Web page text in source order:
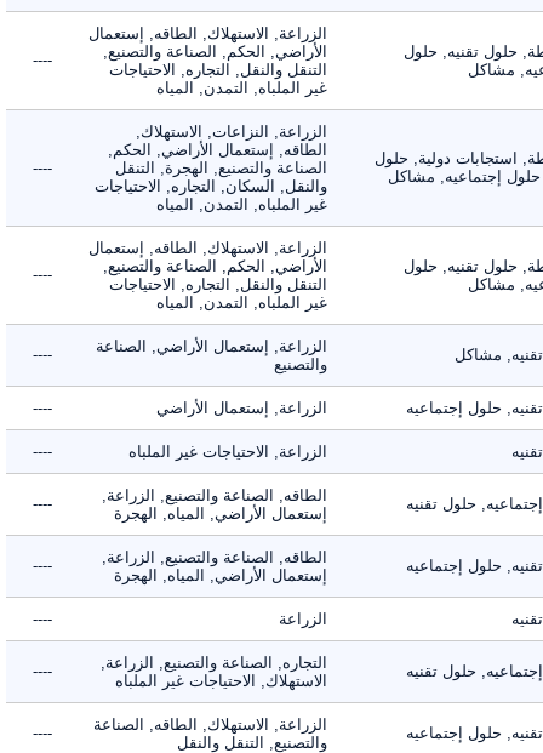
حلول تقنيه, حلول
مشاكل
الزراعة, الاستهلاك, الطاقه, إستعمال
الأراضي, الحكم, الصناعة والتصنيع,
التنقل والنقل, التجاره, الاحتياجات
غير الملباه, التمدن, المياه
----
استجابات دولية, حلول
إجتماعيه, مشاكل
الزراعة, النزاعات, الاستهلاك,
الطاقه, إستعمال الأراضي, الحكم,
الصناعة والتصنيع, الهجرة, التنقل
والنقل, السكان, التجاره, الاحتياجات
غير الملباه, التمدن, المياه
----
حلول تقنيه, حلول
مشاكل
الزراعة, الاستهلاك, الطاقه, إستعمال
الأراضي, الحكم, الصناعة والتصنيع,
التنقل والنقل, التجاره, الاحتياجات
غير الملباه, التمدن, المياه
----
مشاكل
الزراعة, إستعمال الأراضي, الصناعة
والتصنيع
----
حلول إجتماعيه الزراعة, إستعمال الأراضي ----
الزراعة, الاحتياجات غير الملباه ----
حلول تقنيه
الطاقه, الصناعة والتصنيع, الزراعة,
إستعمال الأراضي, المياه, الهجرة
----
حلول إجتماعيه
الطاقه, الصناعة والتصنيع, الزراعة,
إستعمال الأراضي, المياه, الهجرة
----
الزراعة ----
حلول تقنيه
التجاره, الصناعة والتصنيع, الزراعة,
الاستهلاك, الاحتياجات غير الملباه
----
حلول إجتماعيه
الزراعة, الاستهلاك, الطاقه, الصناعة
والتصنيع, التنقل والنقل
----